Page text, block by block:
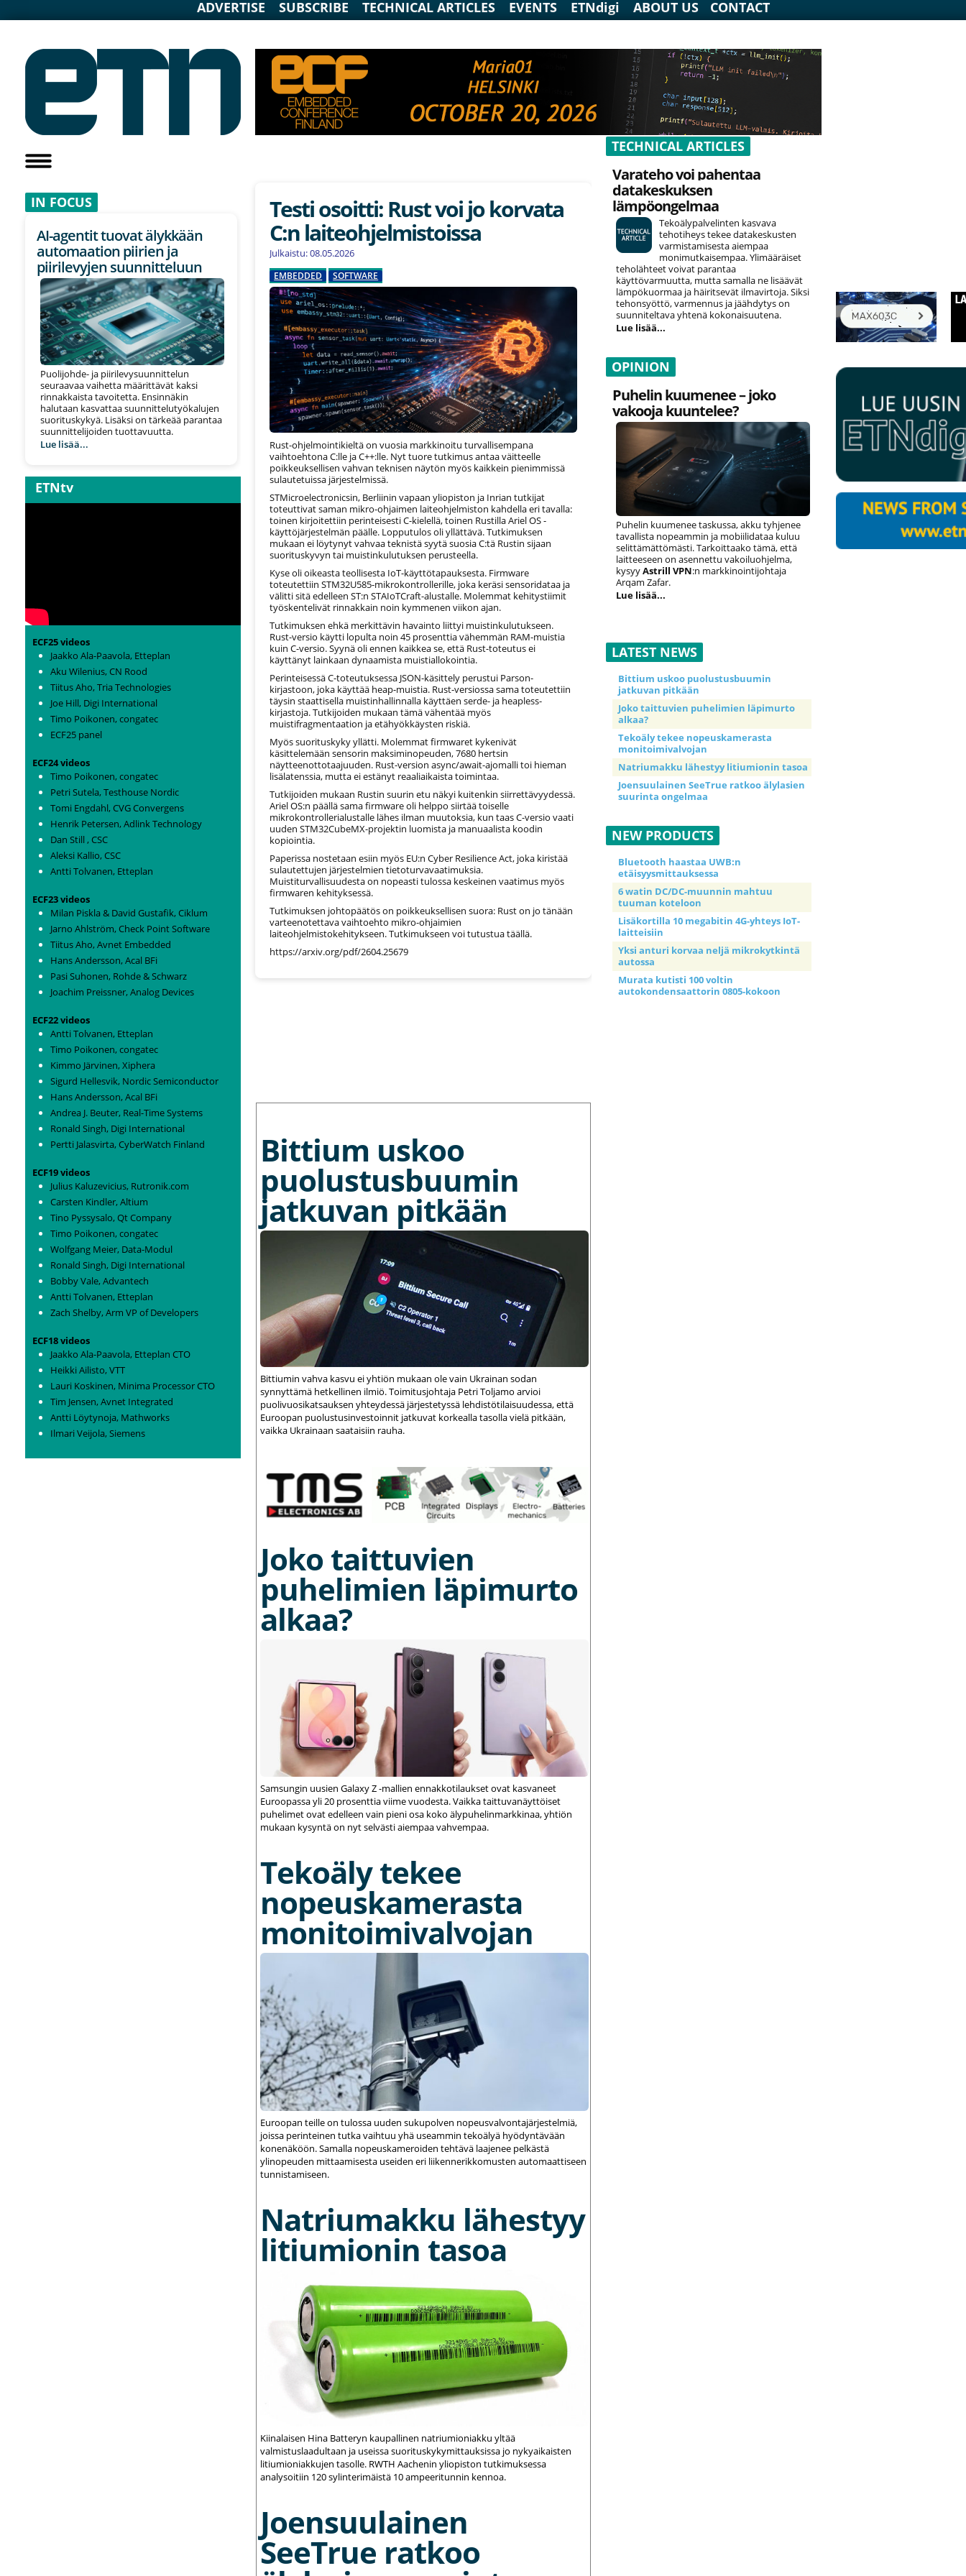
ADVERTISE SUBSCRIBE TECHNICAL ARTICLES EVENTS ETNdigi ABOUT US CONTACT
IN FOCUS
AI-agentit tuovat älykkään
automaation piirien ja
piirilevyjen suunnitteluun
Puolijohde- ja piirilevysuunnittelun
seuraavaa vaihetta määrittävät kaksi
rinnakkaista tavoitetta. Ensinnäkin
halutaan kasvattaa suunnittelutyökalujen
suorituskykyä. Lisäksi on tärkeää parantaa
suunnittelijoiden tuottavuutta.
Lue lisää...
ETNtv
ECF25 videos
Jaakko Ala-Paavola, Etteplan
Aku Wilenius, CN Rood
Tiitus Aho, Tria Technologies
Joe Hill, Digi International
Timo Poikonen, congatec
ECF25 panel
ECF24 videos
Timo Poikonen, congatec
Petri Sutela, Testhouse Nordic
Tomi Engdahl, CVG Convergens
Henrik Petersen, Adlink Technology
Dan Still , CSC
Aleksi Kallio, CSC
Antti Tolvanen, Etteplan
ECF23 videos
Milan Piskla & David Gustafik, Ciklum
Jarno Ahlström, Check Point Software
Tiitus Aho, Avnet Embedded
Hans Andersson, Acal BFi
Pasi Suhonen, Rohde & Schwarz
Joachim Preissner, Analog Devices
ECF22 videos
Antti Tolvanen, Etteplan
Timo Poikonen, congatec
Kimmo Järvinen, Xiphera
Sigurd Hellesvik, Nordic Semiconductor
Hans Andersson, Acal BFi
Andrea J. Beuter, Real-Time Systems
Ronald Singh, Digi International
Pertti Jalasvirta, CyberWatch Finland
ECF19 videos
Julius Kaluzevicius, Rutronik.com
Carsten Kindler, Altium
Tino Pyssysalo, Qt Company
Timo Poikonen, congatec
Wolfgang Meier, Data-Modul
Ronald Singh, Digi International
Bobby Vale, Advantech
Antti Tolvanen, Etteplan
Zach Shelby, Arm VP of Developers
ECF18 videos
Jaakko Ala-Paavola, Etteplan CTO
Heikki Ailisto, VTT
Lauri Koskinen, Minima Processor CTO
Tim Jensen, Avnet Integrated
Antti Löytynoja, Mathworks
Ilmari Veijola, Siemens
Testi osoitti: Rust voi jo korvata
C:n laiteohjelmistoissa
Julkaistu: 08.05.2026
EMBEDDED SOFTWARE
Rust-ohjelmointikieltä on vuosia markkinoitu turvallisempana
vaihtoehtona C:lle ja C++:lle. Nyt tuore tutkimus antaa väitteelle
poikkeuksellisen vahvan teknisen näytön myös kaikkein pienimmissä
sulautetuissa järjestelmissä.
STMicroelectronicsin, Berliinin vapaan yliopiston ja Inrian tutkijat
toteuttivat saman mikro-ohjaimen laiteohjelmiston kahdella eri tavalla:
toinen kirjoitettiin perinteisesti C-kielellä, toinen Rustilla Ariel OS -
käyttöjärjestelmän päälle. Lopputulos oli yllättävä. Tutkimuksen
mukaan ei löytynyt vahvaa teknistä syytä suosia C:tä Rustin sijaan
suorituskyvyn tai muistinkulutuksen perusteella.
Kyse oli oikeasta teollisesta IoT-käyttötapauksesta. Firmware
toteutettiin STM32U585-mikrokontrollerille, joka keräsi sensoridataa ja
välitti sitä edelleen ST:n STAIoTCraft-alustalle. Molemmat kehitystiimit
työskentelivät rinnakkain noin kymmenen viikon ajan.
Tutkimuksen ehkä merkittävin havainto liittyi muistinkulutukseen.
Rust-versio käytti lopulta noin 45 prosenttia vähemmän RAM-muistia
kuin C-versio. Syynä oli ennen kaikkea se, että Rust-toteutus ei
käyttänyt lainkaan dynaamista muistiallokointia.
Perinteisessä C-toteutuksessa JSON-käsittely perustui Parson-
kirjastoon, joka käyttää heap-muistia. Rust-versiossa sama toteutettiin
täysin staattisella muistinhallinnalla käyttäen serde- ja heapless-
kirjastoja. Tutkijoiden mukaan tämä vähentää myös
muistifragmentaation ja etähyökkäysten riskiä.
Myös suorituskyky yllätti. Molemmat firmwaret kykenivät
käsittelemään sensorin maksiminopeuden, 7680 hertsin
näytteenottotaajuuden. Rust-version async/await-ajomalli toi hieman
lisälatenssia, mutta ei estänyt reaaliaikaista toimintaa.
Tutkijoiden mukaan Rustin suurin etu näkyi kuitenkin siirrettävyydessä.
Ariel OS:n päällä sama firmware oli helppo siirtää toiselle
mikrokontrollerialustalle lähes ilman muutoksia, kun taas C-versio vaati
uuden STM32CubeMX-projektin luomista ja manuaalista koodin
kopiointia.
Paperissa nostetaan esiin myös EU:n Cyber Resilience Act, joka kiristää
sulautettujen järjestelmien tietoturvavaatimuksia.
Muistiturvallisuudesta on nopeasti tulossa keskeinen vaatimus myös
firmwaren kehityksessä.
Tutkimuksen johtopäätös on poikkeuksellisen suora: Rust on jo tänään
varteenotettava vaihtoehto mikro-ohjaimien
laiteohjelmistokehitykseen. Tutkimukseen voi tutustua täällä.
https://arxiv.org/pdf/2604.25679
Bittium uskoo
puolustusbuumin
jatkuvan pitkään
Bittiumin vahva kasvu ei yhtiön mukaan ole vain Ukrainan sodan
synnyttämä hetkellinen ilmiö. Toimitusjohtaja Petri Toljamo arvioi
puolivuosikatsauksen yhteydessä järjestetyssä lehdistötilaisuudessa, että
Euroopan puolustusinvestoinnit jatkuvat korkealla tasolla vielä pitkään,
vaikka Ukrainaan saataisiin rauha.
Joko taittuvien
puhelimien läpimurto
alkaa?
Samsungin uusien Galaxy Z -mallien ennakkotilaukset ovat kasvaneet
Euroopassa yli 20 prosenttia viime vuodesta. Vaikka taittuvanäyttöiset
puhelimet ovat edelleen vain pieni osa koko älypuhelinmarkkinaa, yhtiön
mukaan kysyntä on nyt selvästi aiempaa vahvempaa.
Tekoäly tekee
nopeuskamerasta
monitoimivalvojan
Euroopan teille on tulossa uuden sukupolven nopeusvalvontajärjestelmiä,
joissa perinteinen tutka vaihtuu yhä useammin tekoälyä hyödyntävään
konenäköön. Samalla nopeuskameroiden tehtävä laajenee pelkästä
ylinopeuden mittaamisesta useiden eri liikennerikkomusten automaattiseen
tunnistamiseen.
Natriumakku lähestyy
litiumionin tasoa
Kiinalaisen Hina Batteryn kaupallinen natriumioniakku yltää
valmistuslaadultaan ja useissa suorituskykymittauksissa jo nykyaikaisten
litiumioniakkujen tasolle. RWTH Aachenin yliopiston tutkimuksessa
analysoitiin 120 sylinterimäistä 10 ampeeritunnin kennoa.
Joensuulainen
SeeTrue ratkoo
TECHNICAL ARTICLES
Varateho voi pahentaa
datakeskuksen
lämpöongelmaa
Tekoälypalvelinten kasvava
tehotiheys tekee datakeskusten
varmistamisesta aiempaa
monimutkaisempaa. Ylimääräiset
teholähteet voivat parantaa
käyttövarmuutta, mutta samalla ne lisäävät
lämpökuormaa ja häiritsevät ilmavirtoja. Siksi
tehonsyöttö, varmennus ja jäähdytys on
suunniteltava yhtenä kokonaisuutena.
Lue lisää...
OPINION
Puhelin kuumenee – joko
vakooja kuuntelee?
Puhelin kuumenee taskussa, akku tyhjenee
tavallista nopeammin ja mobiilidataa kuluu
selittämättömästi. Tarkoittaako tämä, että
laitteeseen on asennettu vakoiluohjelma,
kysyyAstrill VPN:n markkinointijohtaja
Arqam Zafar.
Lue lisää...
LATEST NEWS
Bittium uskoo puolustusbuumin
jatkuvan pitkään
Joko taittuvien puhelimien läpimurto
alkaa?
Tekoäly tekee nopeuskamerasta
monitoimivalvojan
Natriumakku lähestyy litiumionin tasoa
Joensuulainen SeeTrue ratkoo älylasien
suurinta ongelmaa
NEW PRODUCTS
Bluetooth haastaa UWB:n
etäisyysmittauksessa
6 watin DC/DC-muunnin mahtuu
tuuman koteloon
Lisäkortilla 10 megabitin 4G-yhteys IoT-
laitteisiin
Yksi anturi korvaa neljä mikrokytkintä
autossa
Murata kutisti 100 voltin
autokondensaattorin 0805-kokoon